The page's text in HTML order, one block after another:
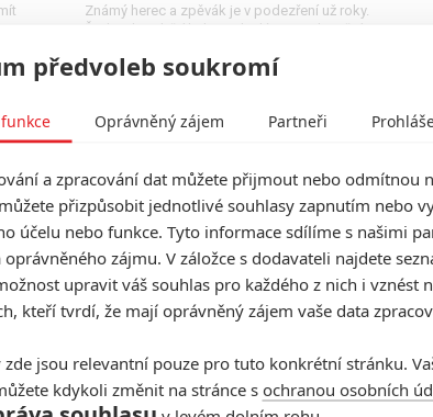
Známý herec a zpěvák je v podezření už roky.
Řada jeho obětí byla nezletilá. Leto obvinění
Šílená noc 2: Trailer láká k
návratu vraždícího Santy
Petr Slavík - (Anarvin)
David Harbour je zpátky, aby jako vánoční vousáč
likvidoval všechny zlobivé. Sám se však ocitá
mezi hříšníky.
předvoleb soukromí
Oprávněný zájem Partneři
a zpracování dat můžete přijmout nebo odmítnou
přizpůsobit jednotlivé souhlasy zapnutím nebo
účelu nebo funkce. Tyto informace sdílíme s našimi
oprávněného zájmu. V záložce s dodavateli najdete
upravit váš souhlas pro každého z nich i vznést
kteří tvrdí, že mají oprávněný zájem vaše data
zde jsou relevantní pouze pro tuto konkrétní stránku.
kdykoli změnit na stránce s ochranou osobních